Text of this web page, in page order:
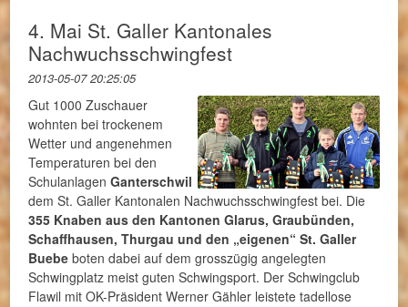
4. Mai St. Galler Kantonales
Nachwuchsschwingfest
2013-05-07 20:25:05
Gut 1000 Zuschauer
wohnten bei trockenem
Wetter und angenehmen
Temperaturen bei den
SchulanlagenGanterschwil
dem St. Galler Kantonalen Nachwuchsschwingfest bei. Die
355 Knaben aus den Kantonen Glarus, Graubünden,
Schaffhausen, Thurgau und den „eigenen“ St. Galler
Buebe boten dabei auf dem grosszügig angelegten
Schwingplatz meist guten Schwingsport. Der Schwingclub
Flawil mit OK-Präsident Werner Gähler leistete tadellose